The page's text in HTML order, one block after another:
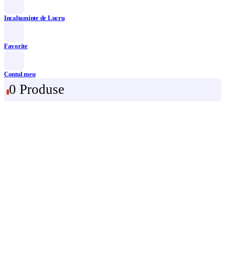
Incaltaminte de Lucru
Favorite
Contul meu
00 Produse